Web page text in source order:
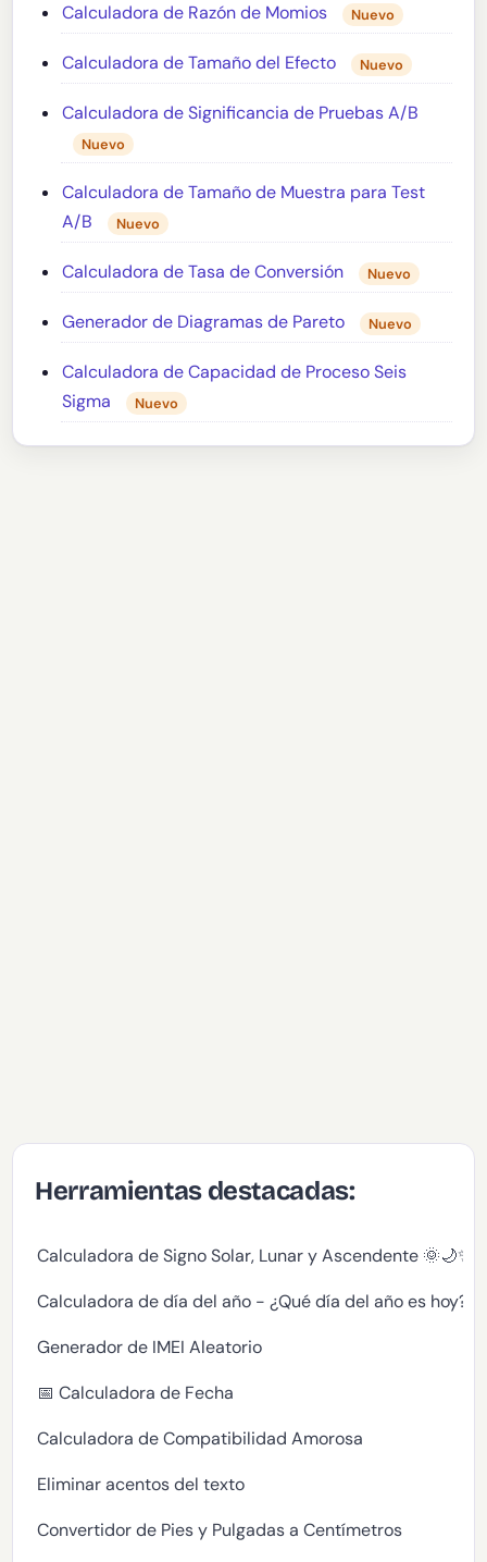
Calculadora de Razón de Momios Nuevo
Calculadora de Tamaño del Efecto Nuevo
Calculadora de Significancia de Pruebas A/B
Nuevo
Calculadora de Tamaño de Muestra para Test
A/B
Nuevo
Calculadora de Tasa de Conversión Nuevo
Generador de Diagramas de Pareto Nuevo
Calculadora de Capacidad de Proceso Seis
Sigma
Nuevo
Herramientas destacadas:
Calculadora de Signo Solar, Lunar y Ascendente 🌞🌙✨
Calculadora de día del año - ¿Qué día del año es hoy?
Generador de IMEI Aleatorio
📅 Calculadora de Fecha
Calculadora de Compatibilidad Amorosa
Eliminar acentos del texto
Convertidor de Pies y Pulgadas a Centímetros